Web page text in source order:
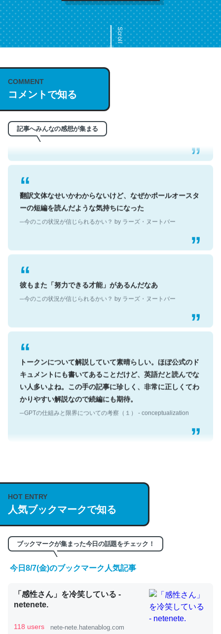
Scroll
COMMENT
コメントで知る
記事へみんなの感想が集まる
これは名文。彼はとてもクレバーなんだろうなと凄く思
う。英語少しでも読める人は原文もお勧め。自分はこの流
─今のこの状況が信じられるかい？ by ラーズ・ヌートバー
翻訳文体なせいかわからないけど、なぜかポールオースタ
ーの短編を読んだような気持ちになった
─今のこの状況が信じられるかい？ by ラーズ・ヌートバー
彼もまた「努力できる才能」があるんだなあ
─今のこの状況が信じられるかい？ by ラーズ・ヌートバー
トークンについて解説していて素晴らしい。ほぼ公式のド
キュメントにも書いてあることだけど、英語だと読んでな
い人多いよね。この手の記事に珍しく、非常に正しくてわ
かりやすい解説なので続編にも期待。
─GPTの仕組みと限界についての考察（１） - conceptualization
説してる記事が少ないので貴重な良記事。/続編来た
https://isobe324649.hatenablog.com/entry/2023/03/27
/064121
─GPTの仕組みと限界についての考察（１） - conceptualization
くらい。小説でいう「ずっと前の伏線」は回収されないけ
ど、短期記憶というには多い分量。進化すればするほど分
かりやすく強くなりそう
HOT ENTRY
人気ブックマークで知る
ブックマークが集まった今日の話題をチェック！
今日8/7(金)のブックマーク人気記事
「感性さん」を冷笑している -
netenete.
118 users nete-nete.hatenablog.com